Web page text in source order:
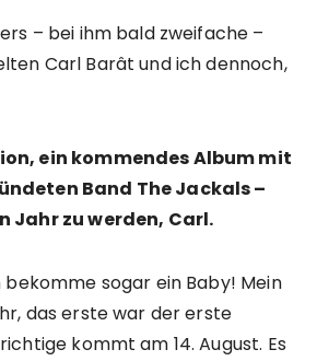
– bei ihm bald zweifache –
Carl Barât und ich dennoch,
ein kommendes Album mit
Band The Jackals –
Jahr zu werden, Carl.
bekomme sogar ein Baby! Mein
das erste war der erste
kommt am 14. August. Es